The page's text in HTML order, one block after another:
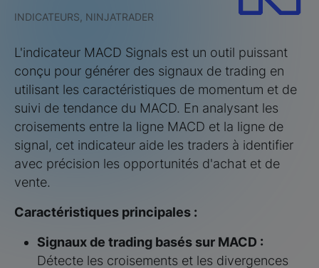
INDICATEURS, NINJATRADER
L'indicateur MACD Signals est un outil puissant
conçu pour générer des signaux de trading en
utilisant les caractéristiques de momentum et de
suivi de tendance du MACD. En analysant les
croisements entre la ligne MACD et la ligne de
signal, cet indicateur aide les traders à identifier
avec précision les opportunités d'achat et de
vente.
Caractéristiques principales :
Signaux de trading basés sur MACD :
Détecte les croisements et les divergences